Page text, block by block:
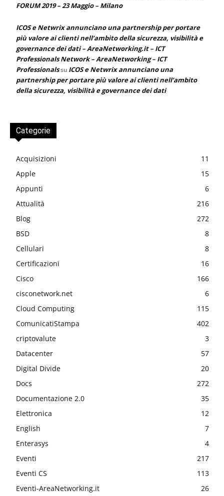
FORUM 2019 – 23 Maggio – Milano
ICOS e Netwrix annunciano una partnership per portare
più valore ai clienti nell’ambito della sicurezza, visibilità e
governance dei dati – AreaNetworking.it – ICT
Professionals Network – AreaNetworking – ICT
Professionalssu ICOS e Netwrix annunciano una
partnership per portare più valore ai clienti nell’ambito
della sicurezza, visibilità e governance dei dati
Categorie
Acquisizioni
11
Apple
15
Appunti
6
Attualità
216
Blog
272
BSD
8
Cellulari
8
Certificazioni
16
Cisco
166
cisconetwork.net
6
Cloud Computing
115
ComunicatiStampa
402
criptovalute
3
Datacenter
57
Digital Divide
20
Docs
272
Documentazione 2.0
35
Elettronica
12
English
7
Enterasys
4
Eventi
217
Eventi CS
113
Eventi-AreaNetworking.it
26